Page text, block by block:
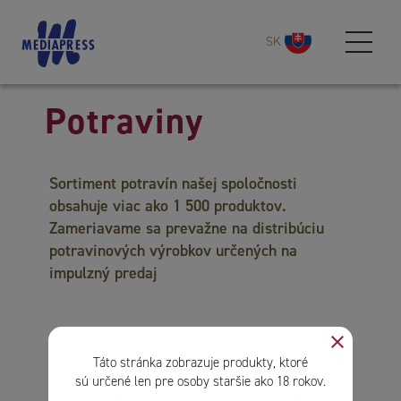
SK
Potraviny
Sortiment potravín našej spoločnosti
obsahuje viac ako 1 500 produktov.
Zameriavame sa prevažne na distribúciu
potravinových výrobkov určených na
impulzný predaj
Táto stránka zobrazuje produkty, ktoré
sú určené len pre osoby staršie ako 18 rokov.
close